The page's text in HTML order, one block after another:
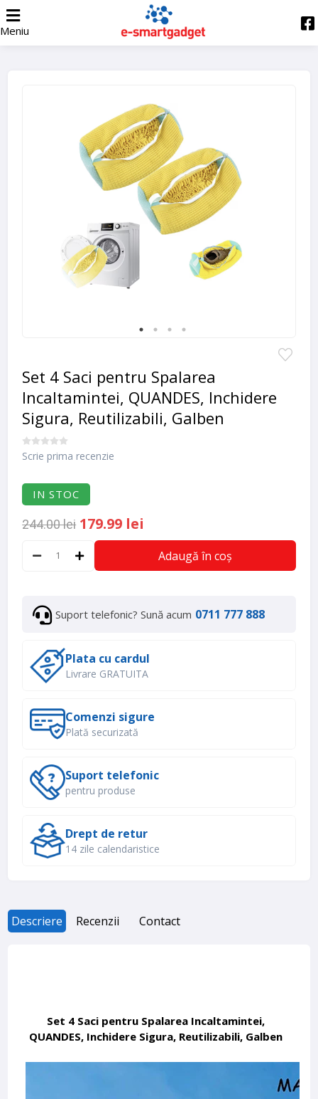
Meniu
Set 4 Saci pentru Spalarea
Incaltamintei, QUANDES, Inchidere
Sigura, Reutilizabili, Galben
Scrie prima recenzie
IN STOC
244.00 lei 179.99 lei
Adaugă în coș
Suport telefonic? Sună acum 0711 777 888
Plata cu cardul
Livrare GRATUITA
Comenzi sigure
Plată securizată
Suport telefonic
pentru produse
Drept de retur
14 zile calendaristice
Descriere Recenzii Contact
Set 4 Saci pentru Spalarea Incaltamintei,
QUANDES, Inchidere Sigura, Reutilizabili, Galben